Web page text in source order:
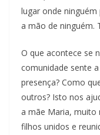
lugar onde
a mão de ninguém.
O que acontece se
comunidade sente
presença? Como
outros? Isto nos
a mãe Maria, muito
filhos unidos e